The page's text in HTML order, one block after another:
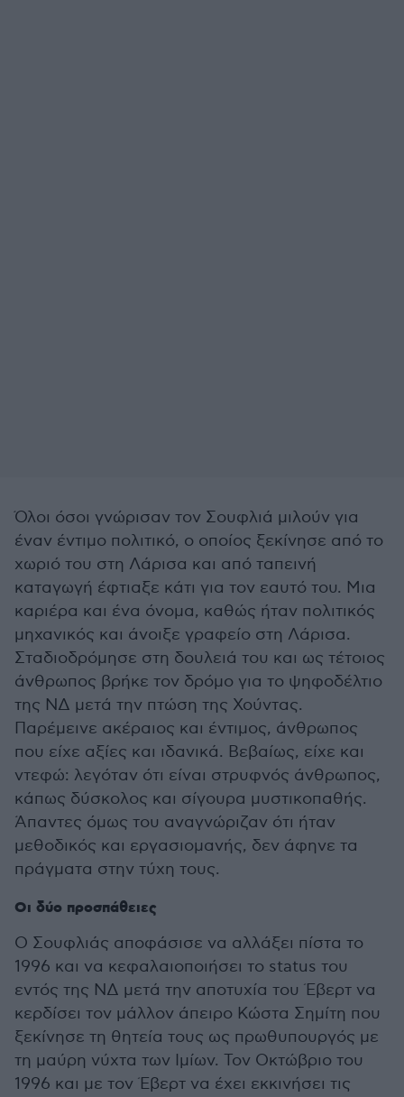
Όλοι όσοι γνώρισαν τον Σουφλιά μιλούν για
έναν έντιμο πολιτικό, ο οποίος ξεκίνησε από το
χωριό του στη Λάρισα και από ταπεινή
καταγωγή έφτιαξε κάτι για τον εαυτό του. Μια
καριέρα και ένα όνομα, καθώς ήταν πολιτικός
μηχανικός και άνοιξε γραφείο στη Λάρισα.
Σταδιοδρόμησε στη δουλειά του και ως τέτοιος
άνθρωπος βρήκε τον δρόμο για το ψηφοδέλτιο
της ΝΔ μετά την πτώση της Χούντας.
Παρέμεινε ακέραιος και έντιμος, άνθρωπος
που είχε αξίες και ιδανικά. Βεβαίως, είχε και
ντεφώ: λεγόταν ότι είναι στρυφνός άνθρωπος,
κάπως δύσκολος και σίγουρα μυστικοπαθής.
Άπαντες όμως του αναγνώριζαν ότι ήταν
μεθοδικός και εργασιομανής, δεν άφηνε τα
πράγματα στην τύχη τους.
Οι δύο προσπάθειες
Ο Σουφλιάς αποφάσισε να αλλάξει πίστα το
1996 και να κεφαλαιοποιήσει το status του
εντός της ΝΔ μετά την αποτυχία του Έβερτ να
κερδίσει τον μάλλον άπειρο Κώστα Σημίτη που
ξεκίνησε τη θητεία τους ως πρωθυπουργός με
τη μαύρη νύχτα των Ιμίων. Τον Οκτώβριο του
1996 και με τον Έβερτ να έχει εκκινήσει τις